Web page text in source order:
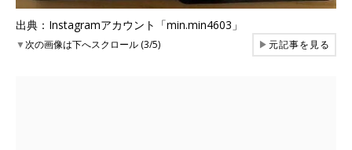
出典：Instagramアカウント「min.min4603」
▼次の画像は下へスクロール (3/5) ▶元記事を見る